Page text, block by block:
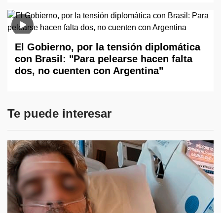
El Gobierno, por la tensión diplomática
con Brasil: "Para pelearse hacen falta
dos, no cuenten con Argentina"
Te puede interesar